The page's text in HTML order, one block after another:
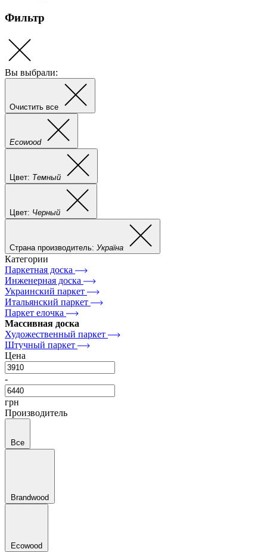
Фильтр
Вы выбрали:
Очистить все
Ecowood
Цвет: Темный
Цвет: Черный
Страна производитель: Україна
Категории
Паркетная доска
Инженерная доска
Украинский паркет
Итальянский паркет
Паркет елочка
Массивная доска
Художественный паркет
Штучный паркет
Цена
-
грн
Производитель
Все
Brandwood
Ecowood